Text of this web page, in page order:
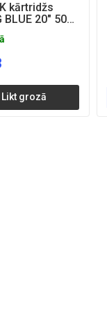
kārtridžs
BLUE 20" 50
Likt grozā